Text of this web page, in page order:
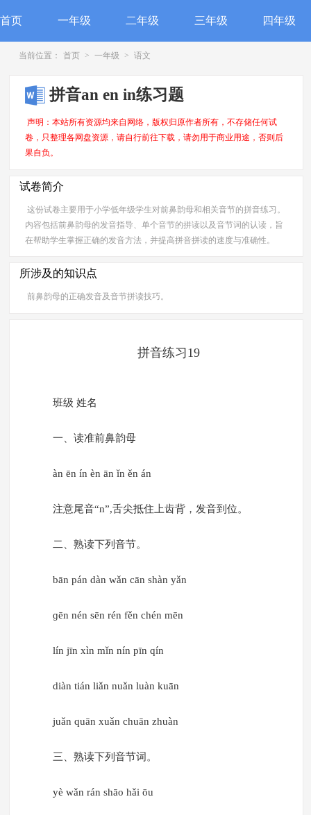
首页 一年级 二年级 三年级 四年级
当前位置： 首页 > 一年级 > 语文
拼音an en in练习题
声明：本站所有资源均来自网络，版权归原作者所有，不存储任何试
卷，只整理各网盘资源，请自行前往下载，请勿用于商业用途，否则后
果自负。
试卷简介
这份试卷主要用于小学低年级学生对前鼻韵母和相关音节的拼音练习。
内容包括前鼻韵母的发音指导、单个音节的拼读以及音节词的认读，旨
在帮助学生掌握正确的发音方法，并提高拼音拼读的速度与准确性。
所涉及的知识点
前鼻韵母的正确发音及音节拼读技巧。
拼音练习19
班级 姓名
一、读准前鼻韵母
àn ēn ín èn ān ǐn ěn án
注意尾音“n”,舌尖抵住上齿背，发音到位。
二、熟读下列音节。
bān pán dàn wǎn cān shàn yǎn
ɡēn nén sēn rén fěn chén mēn
lín jīn xìn mǐn nín pīn qín
diàn tián liǎn nuǎn luàn kuān
juǎn quān xuǎn chuān zhuàn
三、熟读下列音节词。
yè wǎn rán shāo hǎi ōu